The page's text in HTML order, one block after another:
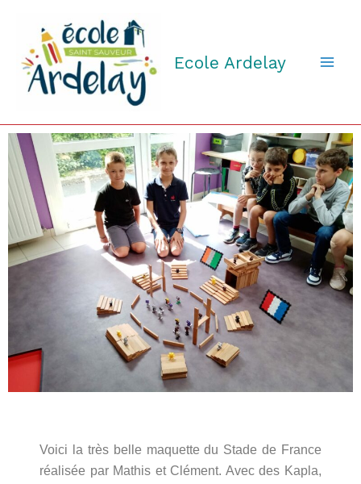
contenu
Ecole Ardelay
Voici la très belle maquette du Stade de France
réalisée par Mathis et Clément. Avec des Kapla,